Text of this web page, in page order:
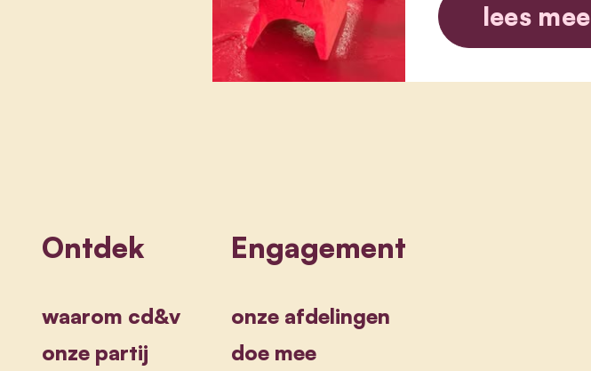
lees
Ontdek
waarom cd&v
onze partij
Engagement
onze afdelingen
doe mee